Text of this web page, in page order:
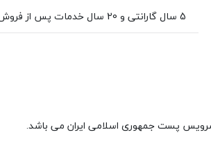
5 سال گارانتی و 20 سال خدمات پس از فروش شرکت صبا
سرویس پست جمهوری اسلامی ایران می باشد.